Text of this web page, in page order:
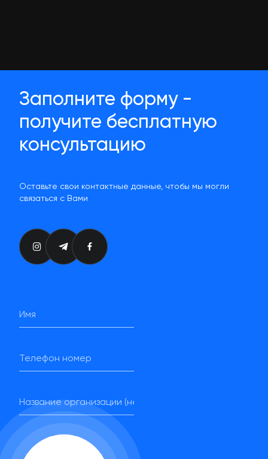
Заполните форму -
получите бесплатную
консультацию
Оставьте свои контактные данные, чтобы мы могли
связаться с Вами